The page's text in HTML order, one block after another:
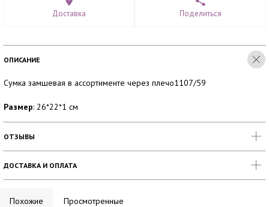
Доставка Поделиться
ОПИСАНИЕ
Сумка замшевая в ассортименте через плечо1107/59
Размер: 26*22*1 см
ОТЗЫВЫ
ДОСТАВКА И ОПЛАТА
Похожие Просмотренные